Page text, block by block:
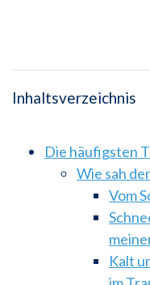
Inhaltsverzeichnis
Die häufigsten
Wie sah
Vom
Kalt